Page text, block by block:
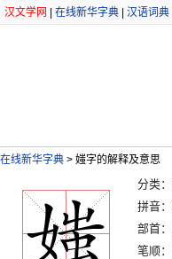
汉文学网 在线新华字典 汉语词典
在线新华字典 > 媸字的解释及意思
分类：
拼音：
部首：
笔顺：